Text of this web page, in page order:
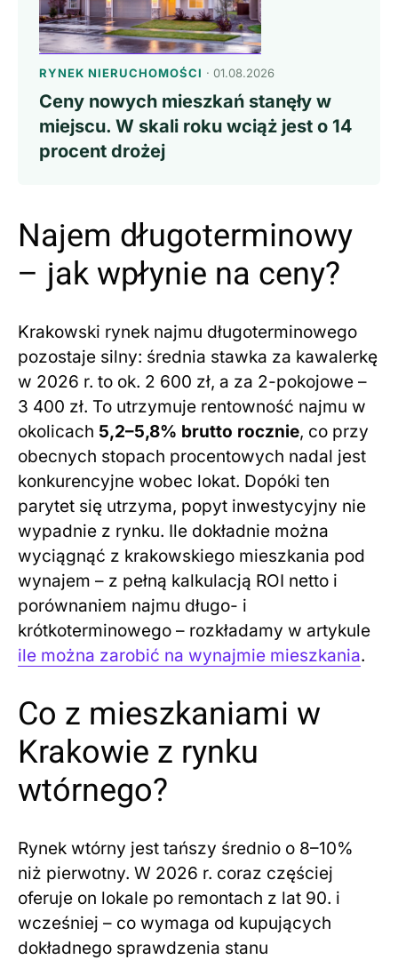
RYNEK NIERUCHOMOŚCI · 01.08.2026
Ceny nowych mieszkań stanęły w
miejscu. W skali roku wciąż jest o 14
procent drożej
Najem długoterminowy
– jak wpłynie na ceny?
Krakowski rynek najmu długoterminowego
pozostaje silny: średnia stawka za kawalerkę
w 2026 r. to ok. 2 600 zł, a za 2-pokojowe –
3 400 zł. To utrzymuje rentowność najmu w
okolicach 5,2–5,8% brutto rocznie, co przy
obecnych stopach procentowych nadal jest
konkurencyjne wobec lokat. Dopóki ten
parytet się utrzyma, popyt inwestycyjny nie
wypadnie z rynku. Ile dokładnie można
wyciągnąć z krakowskiego mieszkania pod
wynajem – z pełną kalkulacją ROI netto i
porównaniem najmu długo- i
krótkoterminowego – rozkładamy w artykule
ile można zarobić na wynajmie mieszkania.
Co z mieszkaniami w
Krakowie z rynku
wtórnego?
Rynek wtórny jest tańszy średnio o 8–10%
niż pierwotny. W 2026 r. coraz częściej
oferuje on lokale po remontach z lat 90. i
wcześniej – co wymaga od kupujących
dokładnego sprawdzenia stanu